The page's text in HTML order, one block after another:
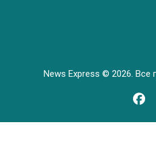
News Express © 2026.